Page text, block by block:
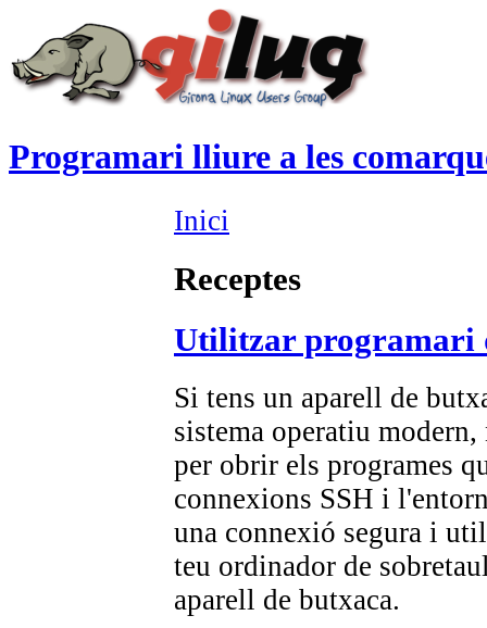
Programari lliure a les
Inici
Receptes
Utilitzar programari
Si tens un aparell de
sistema operatiu
per obrir els programes
connexions SSH i
una connexió segura i
teu ordinador de
aparell de butxaca.